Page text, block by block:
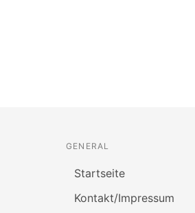
GENERAL
Startseite
Kontakt/Impressum